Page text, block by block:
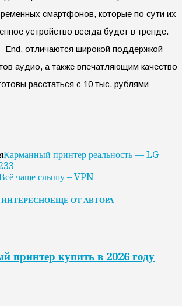
смартфонов, которые по сути их
устройство всегда будет в тренде.
End, отличаются широкой поддержкой
аудио, а также впечатляющим качество
расстаться с 10 тыс. рублями
Карманный принтер реальность — LG
чаще слышу – VPN
ЕЩЕ ОТ АВТОРА
принтер купить в 2026 году